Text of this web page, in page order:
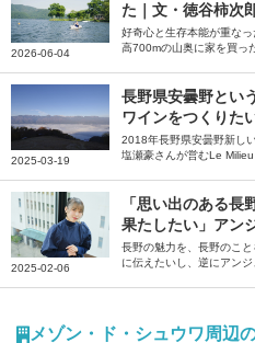
2026-06-04
た｜文・徳谷柿次
好奇心と生存本能が重な
高700mの山奥に家を買っ
舎暮らしについて綴って
2025-03-19
長野県安曇野とい
ワインをつくりた
豪さん【ジモトグ
2018年長野県安曇野新し
塩瀬豪さんが営むLe
理想の暮らしがかなう安
いました。
2025-02-06
「思い出のある長
果たしたい」アン
魅力
長野の魅力を、長野のこ
に伝えたいし、逆にアン
メゾン・ド・シュウワ周辺